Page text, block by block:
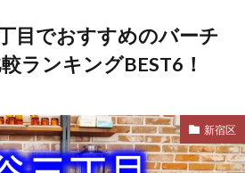
目でおすすめのバーチ
ランキングBEST6！
新宿区